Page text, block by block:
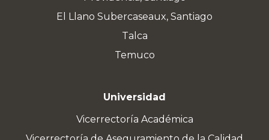
El Llano Subercaseaux, Santiago
Talca
Temuco
Universidad
Vicerrectoría Académica